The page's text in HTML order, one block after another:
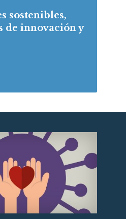
sostenibles,
de innovación y